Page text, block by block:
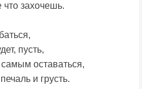
что захочешь.
пусть,
оставаться,
и грусть.